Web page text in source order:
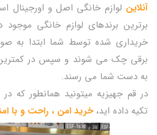
آنلاین لوازم خانگی اصل و اورجینال
برترین برندهای لوازم خانگی
خریداری شده توسط شما ابتدا به
برقی چک می شوند و سپس در
به دست شما می رسند.
در قم جهیزیه میتونید همانطور که
تکیه داده اید،خرید امن ، راحت و با